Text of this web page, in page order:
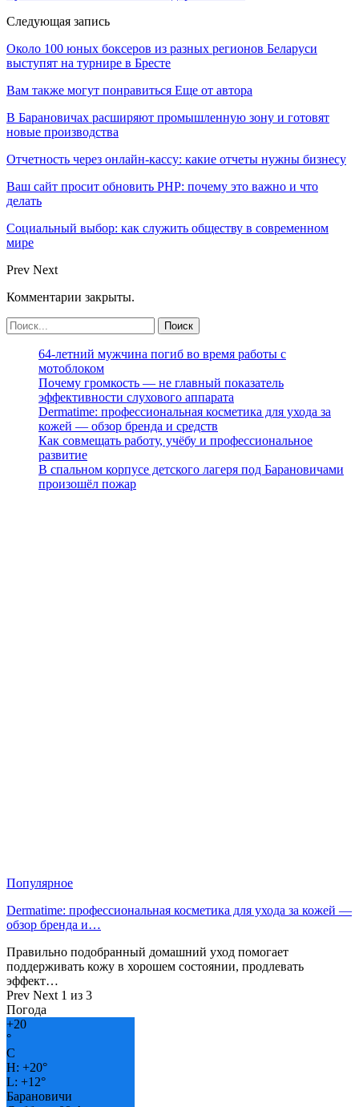
Следующая запись
Около 100 юных боксеров из разных регионов Беларуси
выступят на турнире в Бресте
Вам также могут понравиться Еще от автора
В Барановичах расширяют промышленную зону и готовят
новые производства
Отчетность через онлайн-кассу: какие отчеты нужны бизнесу
Ваш сайт просит обновить PHP: почему это важно и что
делать
Социальный выбор: как служить обществу в современном
мире
Prev Next
Комментарии закрыты.
64-летний мужчина погиб во время работы с
мотоблоком
Почему громкость — не главный показатель
эффективности слухового аппарата
Dermatime: профессиональная косметика для ухода за
кожей — обзор бренда и средств
Как совмещать работу, учёбу и профессиональное
развитие
В спальном корпусе детского лагеря под Барановичами
произошёл пожар
Популярное
Dermatime: профессиональная косметика для ухода за кожей —
обзор бренда и…
Правильно подобранный домашний уход помогает
поддерживать кожу в хорошем состоянии, продлевать
эффект…
Prev Next 1 из 3
Погода
+20
°
C
H: +20°
L: +12°
Барановичи